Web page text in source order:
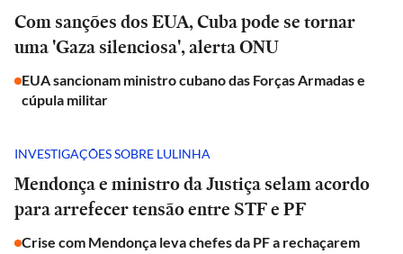
Com sanções dos EUA, Cuba pode se tornar
uma 'Gaza silenciosa', alerta ONU
EUA sancionam ministro cubano das Forças Armadas e
cúpula militar
INVESTIGAÇÕES SOBRE LULINHA
Mendonça e ministro da Justiça selam acordo
para arrefecer tensão entre STF e PF
Crise com Mendonça leva chefes da PF a rechaçarem